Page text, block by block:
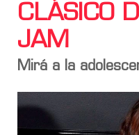
CLÁSICO
JAM
Mirá a la